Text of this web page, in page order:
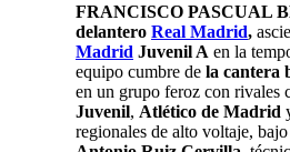
FRANCISCO PASCUAL
delantero Real Madrid,
Madrid Juvenil A en la
equipo cumbre de la cantera
en un grupo feroz con rivales
Juvenil, Atlético de Madrid
regionales de alto voltaje,